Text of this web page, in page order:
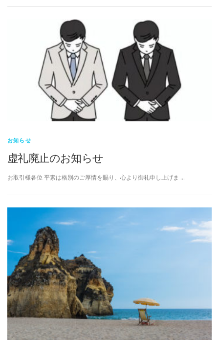
お知らせ
虚礼廃止のお知らせ
お取引様各位 平素は格別のご厚情を賜り、心より御礼申し上げま …